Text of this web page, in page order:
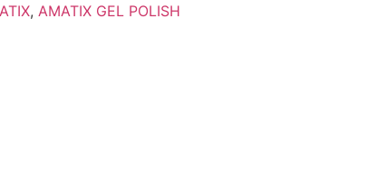
, AMATIX GEL POLISH